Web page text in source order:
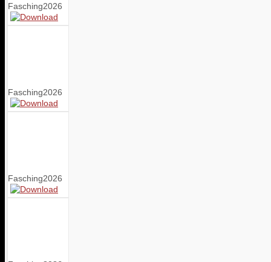
Fasching2026
Fasching2026
Fasching2026